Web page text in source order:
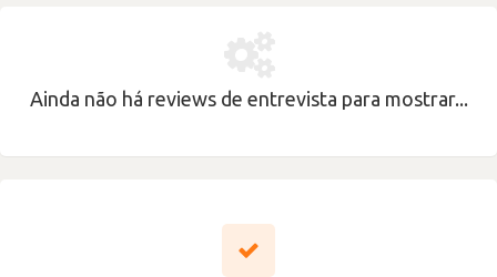
Ainda não há reviews de entrevista para mostrar...